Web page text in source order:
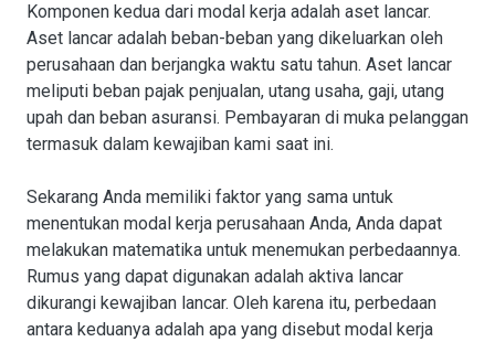
Komponen kedua dari modal kerja adalah aset lancar.
Aset lancar adalah beban-beban yang dikeluarkan oleh
perusahaan dan berjangka waktu satu tahun. Aset lancar
meliputi beban pajak penjualan, utang usaha, gaji, utang
upah dan beban asuransi. Pembayaran di muka pelanggan
termasuk dalam kewajiban kami saat ini.
Sekarang Anda memiliki faktor yang sama untuk
menentukan modal kerja perusahaan Anda, Anda dapat
melakukan matematika untuk menemukan perbedaannya.
Rumus yang dapat digunakan adalah aktiva lancar
dikurangi kewajiban lancar. Oleh karena itu, perbedaan
antara keduanya adalah apa yang disebut modal kerja